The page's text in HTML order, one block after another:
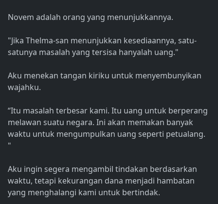
Novem adalah orang yang menunjukkannya.
"Jika Thelma-san menunjukkan kesediaannya, satu-
satunya masalah yang tersisa hanyalah uang."
Aku menekan tangan kiriku untuk menyembunyikan
wajahku.
“Itu masalah terbesar kami. Itu uang untuk berperang
melawan suatu negara. Ini akan memakan banyak
waktu untuk mengumpulkan uang seperti petualang.
"
Aku ingin segera mengambil tindakan berdasarkan
waktu, tetapi kekurangan dana menjadi hambatan
yang menghalangi kami untuk bertindak.